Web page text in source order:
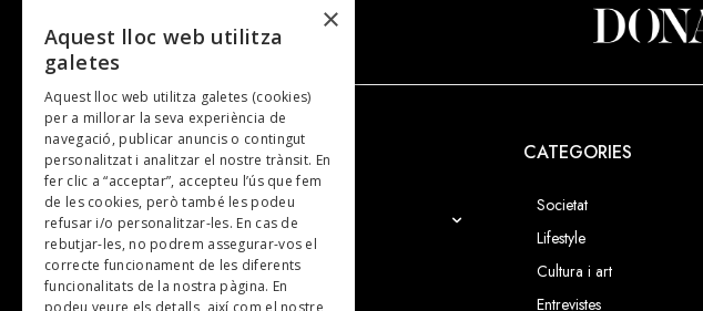
NOSALTRES
El Grup
Contacte
Subscripcions
CATEGORIES
Societat
Lifestyle
Cultura i art
Entrevistes
×
Aquest lloc web utilitza
galetes
Aquest lloc web utilitza galetes (cookies)
per a millorar la seva experiència de
navegació, publicar anuncis o contingut
personalitzat i analitzar el nostre trànsit. En
fer clic a “acceptar”, accepteu l’ús que fem
de les cookies, però també les podeu
refusar i/o personalitzar-les. En cas de
rebutjar-les, no podrem assegurar-vos el
correcte funcionament de les diferents
funcionalitats de la nostra pàgina. En
podeu veure els detalls, així com el nostre